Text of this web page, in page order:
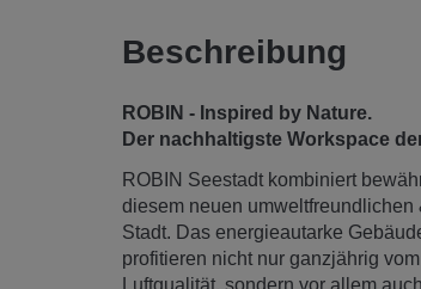
Beschreibung
ROBIN - Inspired by Nature.
Der nachhaltigste Workspace
ROBIN Seestadt kombiniert
diesem neuen
Stadt. Das energieautarke
profitieren nicht nur ganzjährig